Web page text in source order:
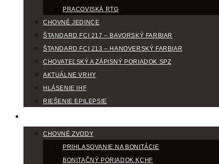
PRACOVISKÁ RTG
CHOVNÉ JEDINCE
ŠTANDARD FCI 217 – BAVORSKÝ FARBIAR
ŠTANDARD FCI 213 – HANOVERSKÝ FARBIAR
CHOVATEĽSKÝ A ZÁPISNÝ PORIADOK SPZ
AKTUÁLNE VRHY
HLÁSENIE IHF
RIEŠENIE EPILEPSIE
CHOVNÉ ZVODY
PRIHLASOVANIE NA BONITÁCIE
BONITAČNÝ PORIADOK KCHF